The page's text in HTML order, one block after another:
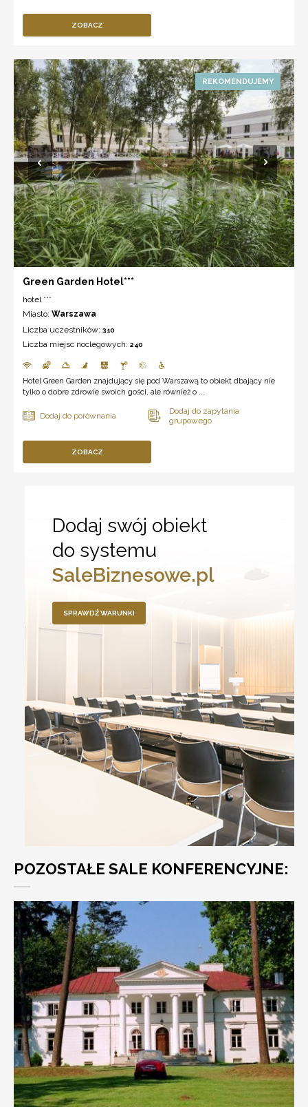
ZOBACZ
Green Garden Hotel***
hotel ***
Miasto: Warszawa
Liczba uczestników: 310
Liczba miejsc noclegowych: 240
Hotel Green Garden znajdujący się pod Warszawą to obiekt dbający nie
tylko o dobre zdrowie swoich gości, ale również o ...
ZOBACZ
Dodaj swój obiekt
do systemu
SaleBiznesowe.pl
SPRAWDŹ WARUNKI
POZOSTAŁE SALE KONFERENCYJNE: